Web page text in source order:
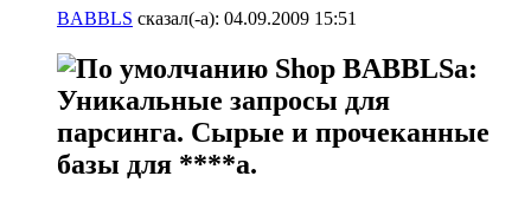
BABBLS сказал(-а): 04.09.2009 15:51
Shop BABBLSa:
Уникальные запросы для
парсинга. Сырые и прочеканные
базы для ****а.